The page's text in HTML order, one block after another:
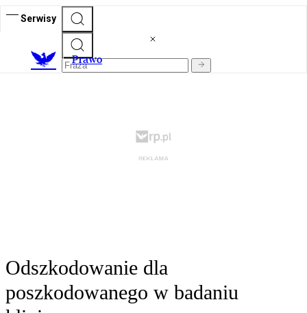
Serwisy
Prawo
Odszkodowanie dla
poszkodowanego w badaniu